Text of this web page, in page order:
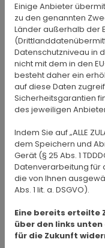
Vorname *
Nachname *
E-Mail-Adresse *
Einige Anbieter
zu den genannten
Länder außerhalb der
Datenschutzniveau in
nicht mit dem in den
besteht daher ein
auf diese Daten
Sicherheitsgarantien
des jeweiligen
Indem Sie auf „ALLE
dem Speichern und
Gerät (§ 25 Abs. 1
Datenverarbeitung für
die von Ihnen
Abs. 1 lit. a. DSGVO).
Eine bereits erteilte
über den links
für die Zukunft